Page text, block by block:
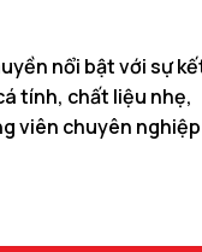
₫.
nổi bật với sự
tính, chất liệu nhẹ,
viên chuyên
Tím Than Phối